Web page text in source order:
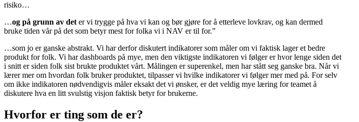
risiko…
…og på grunn av det er vi trygge på hva vi kan og bør gjøre for å etterleve lovkrav, og kan dermed
bruke tiden vår på det som betyr mest for folka vi i NAV er til for.”
…som jo er ganske abstrakt. Vi har derfor diskutert indikatorer som måler om vi faktisk lager et bedre
produkt for folk. Vi har dashboards på mye, men den viktigste indikatoren vi følger er hvor lenge siden det
i snitt er siden folk sist brukte produktet vårt. Målingen er superenkel, men har stått seg ganske bra. Når vi
lærer mer om hvordan folk bruker produktet, tilpasser vi hvilke indikatorer vi følger mer med på. For selv
om ikke indikatoren nødvendigvis måler eksakt det vi ønsker, er det veldig mye læring for teamet å
diskutere hva en litt svulstig visjon faktisk betyr for brukerne.
Hvorfor er ting som de er?